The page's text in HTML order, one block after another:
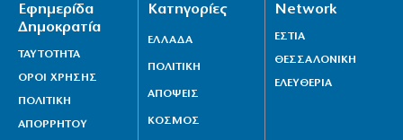
Εφημερίδα
Δημοκρατία
ΤΑΥΤΟΤΗΤΑ
ΟΡΟΙ ΧΡΗΣΗΣ
ΠΟΛΙΤΙΚΗ
ΑΠΟΡΡΗΤΟΥ
Κατηγορίες
ΕΛΛΑΔΑ
ΠΟΛΙΤΙΚΗ
ΑΠΟΨΕΙΣ
ΚΟΣΜΟΣ
Network
ΕΣΤΙΑ
ΘΕΣΣΑΛΟΝΙΚΗ
ΕΛΕΥΘΕΡΙΑ